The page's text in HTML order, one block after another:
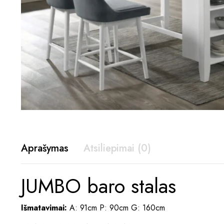
Aprašymas Atsiliepimai (0)
JUMBO baro stalas
Išmatavimai: A: 91cm P: 90cm G: 160cm